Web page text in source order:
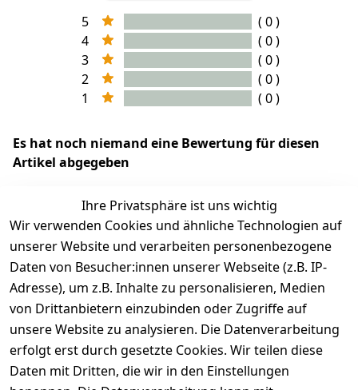
5
( 0 )
4
( 0 )
3
( 0 )
2
( 0 )
1
( 0 )
Es hat noch niemand eine Bewertung für diesen
Artikel abgegeben
EU-Verantwortliche Person - klicken Sie für Details
Ihre Privatsphäre ist uns wichtig
Wir verwenden Cookies und ähnliche Technologien auf
unserer Website und verarbeiten personenbezogene
Daten von Besucher:innen unserer Webseite (z.B. IP-
Adresse), um z.B. Inhalte zu personalisieren, Medien
von Drittanbietern einzubinden oder Zugriffe auf
unsere Website zu analysieren. Die Datenverarbeitung
erfolgt erst durch gesetzte Cookies. Wir teilen diese
Daten mit Dritten, die wir in den Einstellungen